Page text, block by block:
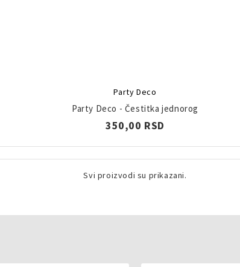
Party Deco
Party Deco - Čestitka jednorog
350,00 RSD
Svi proizvodi su prikazani.